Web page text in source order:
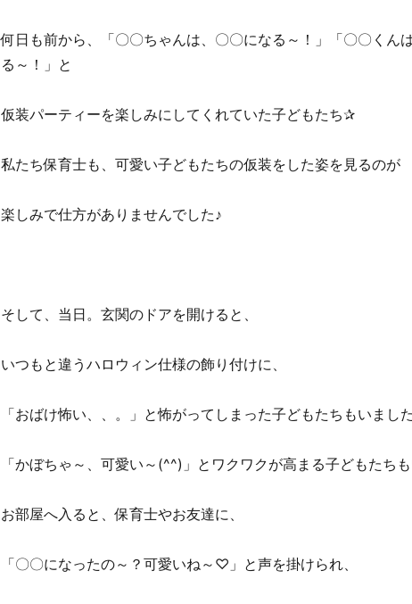
何日も前から、「〇〇ちゃんは、〇〇になる～！」「〇〇くん
る～！」と
仮装パーティーを楽しみにしてくれていた子どもたち✰
私たち保育士も、可愛い子どもたちの仮装をした姿を見るのが
楽しみで仕方がありませんでした♪
そして、当日。玄関のドアを開けると、
いつもと違うハロウィン仕様の飾り付けに、
「おばけ怖い、、。」と怖がってしまった子どもたちもいました
「かぼちゃ～、可愛い～(^^)」とワクワクが高まる子どもたち
お部屋へ入ると、保育士やお友達に、
「〇〇になったの～？可愛いね～♡」と声を掛けられ、